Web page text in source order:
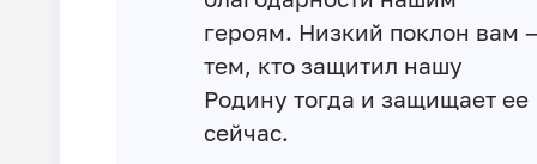
героям. Низкий поклон вам
тем, кто защитил нашу
Родину тогда и защищает ее
сейчас.